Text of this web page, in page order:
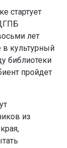
стартует
лет
в культурный
библиотеки
пройдет
из